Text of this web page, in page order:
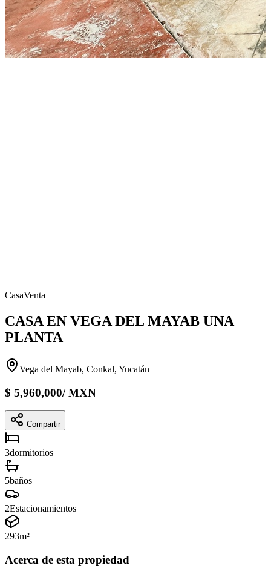
CasaVenta
CASA EN VEGA DEL MAYAB UNA
PLANTA
Vega del Mayab, Conkal, Yucatán
$ 5,960,000/MXN
Compartir
3dormitorios
5baños
2Estacionamientos
293m²
Acerca de esta propiedad